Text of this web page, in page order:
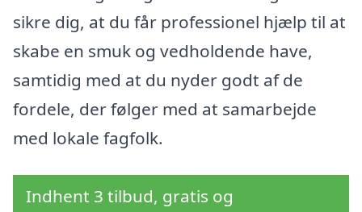
sikre dig, at du får professionel hjælp til at
skabe en smuk og vedholdende have,
samtidig med at du nyder godt af de
fordele, der følger med at samarbejde
med lokale fagfolk.
Indhent 3 tilbud, gratis og